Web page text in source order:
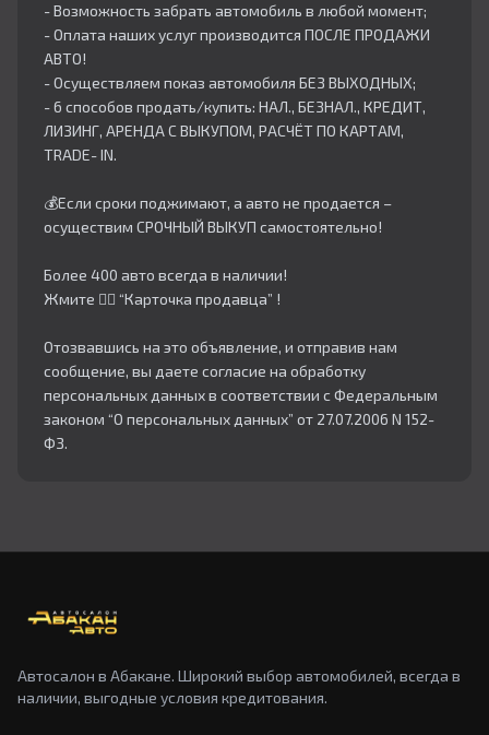
- Возможность забрать автомобиль в любой момент;
- Оплата наших услуг производится ПОСЛЕ ПРОДАЖИ
АВТО!
- Осуществляем показ автомобиля БЕЗ ВЫХОДНЫХ;
- 6 способов продать/купить: НАЛ., БЕЗНАЛ., КРЕДИТ,
ЛИЗИНГ, АРЕНДА С ВЫКУПОМ, РАСЧЁТ ПО КАРТАМ,
TRADE- IN.
💰Если сроки поджимают, а авто не продается –
осуществим СРОЧНЫЙ ВЫКУП самостоятельно!
Более 400 авто всегда в наличии!
Жмите 👇🏻 “Карточка продавца” !
Отозвавшись на это объявление, и отправив нам
сообщение, вы даете согласие на обработку
персональных данных в соответствии с Федеральным
законом “О персональных данных” от 27.07.2006 N 152-
ФЗ.
Автосалон в Абакане. Широкий выбор автомобилей, всегда в
наличии, выгодные условия кредитования.